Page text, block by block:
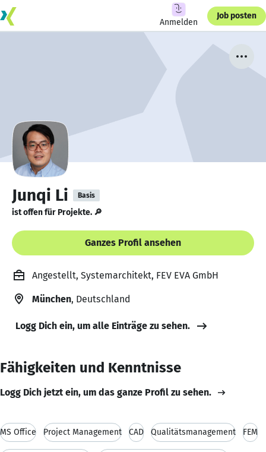
Anmelden
Job posten
Junqi Li Basis
ist offen für Projekte. 🔎
Ganzes Profil ansehen
Angestellt, Systemarchitekt, FEV EVA GmbH
München, Deutschland
Logg Dich ein, um alle Einträge zu sehen.
Fähigkeiten und Kenntnisse
Logg Dich jetzt ein, um das ganze Profil zu sehen.
MS Office Project Management CAD Qualitätsmanagement FEM